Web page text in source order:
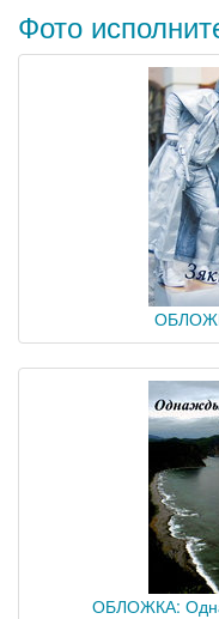
Фото
ОБЛОЖКА: